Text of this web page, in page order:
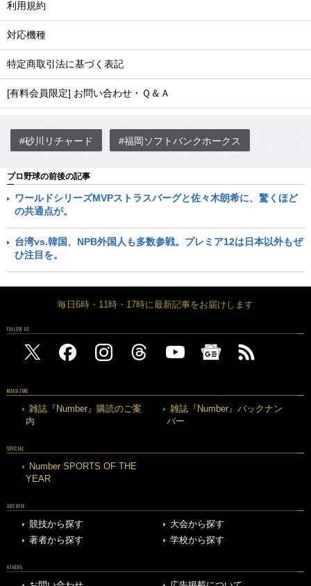
利用規約
対応機種
特定商取引法に基づく表記
[有料会員限定] お問い合わせ・Ｑ＆Ａ
#砂川リチャード #福岡ソフトバンクホークス
プロ野球の前後の記事
ワールドシリーズMVPストラスバーグと佐々木朗希に、驚くほど
の共通点が。
台湾vs.韓国、NPB外国人も多数参戦。プレミア12は日本以外もぜ
ひ注目を。
毎日6時・11時・17時に最新記事をお届けします
FOLLOW US
MAGAZINE
雑誌『Number』購読のご案
内
雑誌『Number』バックナン
バー
SPECIAL
Number SPORTS OF THE
YEAR
ARCHIVE
競技から探す
大会から探す
著者から探す
学校から探す
OTHERS